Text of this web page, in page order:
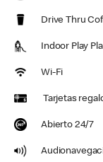
Drive Thru
Indoor Play
Wi-Fi
Tarjetas
Abierto 24/7